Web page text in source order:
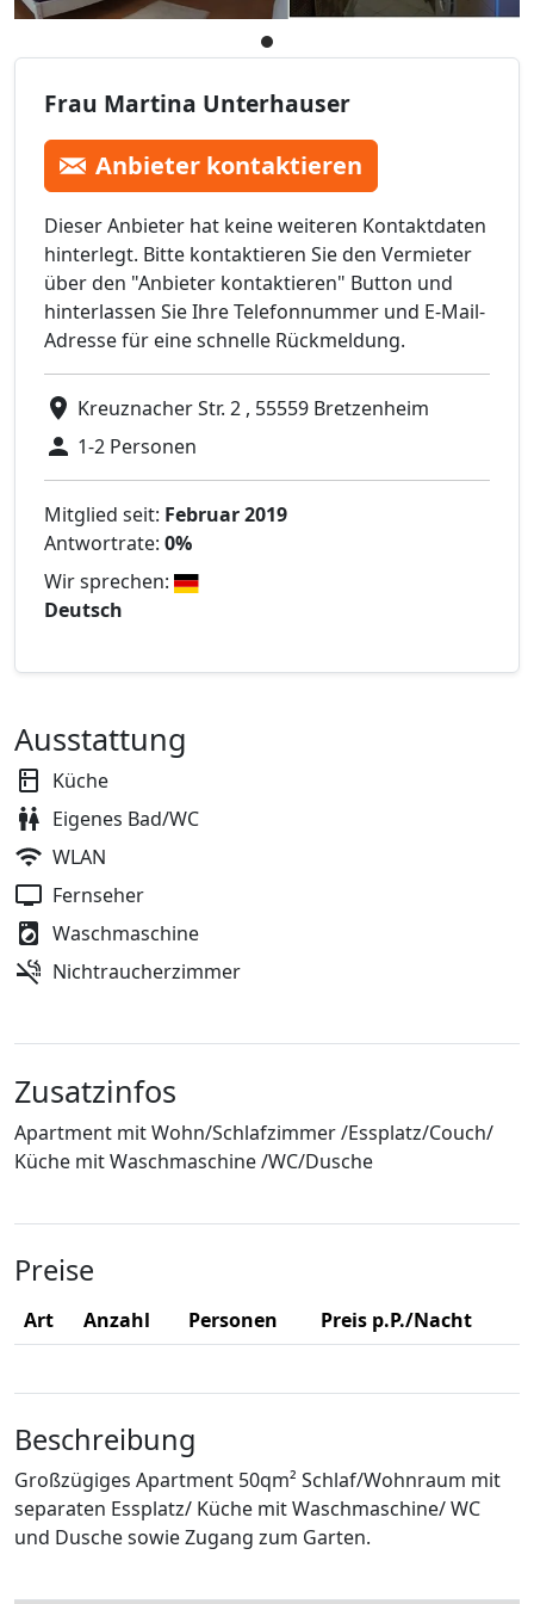
Frau Martina Unterhauser
Anbieter kontaktieren
Dieser Anbieter hat keine weiteren Kontaktdaten
hinterlegt. Bitte kontaktieren Sie den Vermieter
über den "Anbieter kontaktieren" Button und
hinterlassen Sie Ihre Telefonnummer und E-Mail-
Adresse für eine schnelle Rückmeldung.
Kreuznacher Str. 2 , 55559 Bretzenheim
1-2 Personen
Mitglied seit: Februar 2019
Antwortrate: 0%
Wir sprechen:
Deutsch
Ausstattung
Küche
Eigenes Bad/WC
WLAN
Fernseher
Waschmaschine
Nichtraucherzimmer
Zusatzinfos
Apartment mit Wohn/Schlafzimmer /Essplatz/Couch/
Küche mit Waschmaschine /WC/Dusche
Preise
Art Anzahl Personen Preis p.P./Nacht
Beschreibung
Großzügiges Apartment 50qm² Schlaf/Wohnraum mit
separaten Essplatz/ Küche mit Waschmaschine/ WC
und Dusche sowie Zugang zum Garten.